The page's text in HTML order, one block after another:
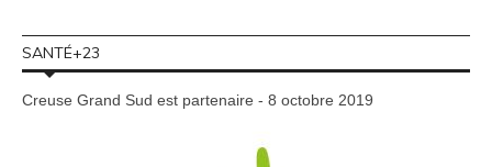
SANTÉ+23
Creuse Grand Sud est partenaire - 8 octobre 2019